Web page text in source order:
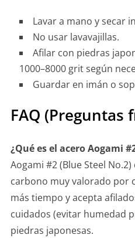
Lavar a mano y secar
No usar lavavajillas.
Afilar con piedras
1000–8000 grit según
Guardar en imán o
FAQ (Preguntas
¿Qué es el acero Aogami
Aogami #2 (Blue Steel
carbono muy valorado por
más tiempo y acepta
cuidados (evitar humedad
piedras japonesas.